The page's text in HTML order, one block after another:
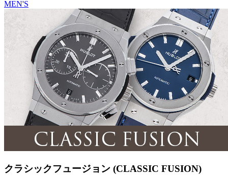
MEN'S
クラシックフュージョン (CLASSIC FUSION)